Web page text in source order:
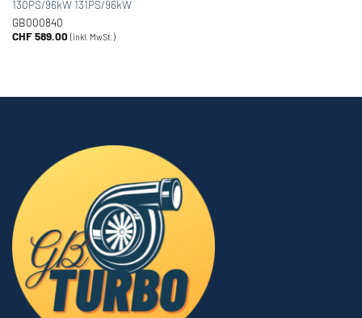
130PS/96kW 131PS/96kW
GB000840
CHF589.00 (inkl. MwSt.)